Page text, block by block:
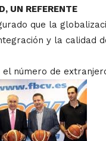
UN REFERENTE
que la
y la calidad
el número de